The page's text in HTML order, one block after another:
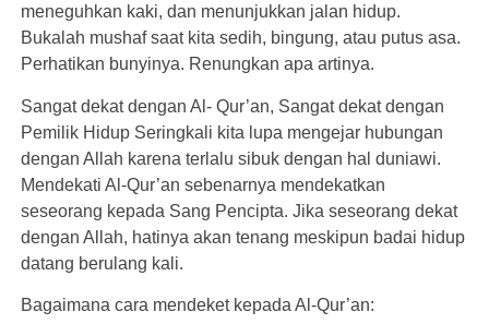
meneguhkan kaki, dan menunjukkan jalan hidup.
Bukalah mushaf saat kita sedih, bingung, atau putus asa.
Perhatikan bunyinya. Renungkan apa artinya.
Sangat dekat dengan Al- Qur’an, Sangat dekat dengan
Pemilik Hidup Seringkali kita lupa mengejar hubungan
dengan Allah karena terlalu sibuk dengan hal duniawi.
Mendekati Al-Qur’an sebenarnya mendekatkan
seseorang kepada Sang Pencipta. Jika seseorang dekat
dengan Allah, hatinya akan tenang meskipun badai hidup
datang berulang kali.
Bagaimana cara mendeket kepada Al-Qur’an: